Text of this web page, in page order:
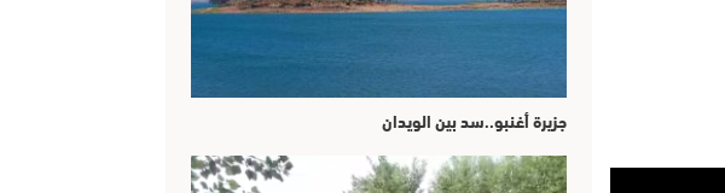
جزيرة أغنبو..سد بين الويدان